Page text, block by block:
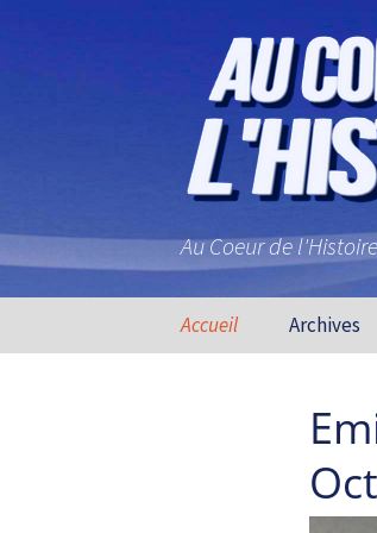
Au Coeur de
Aller au contenu principal
Accueil Archives